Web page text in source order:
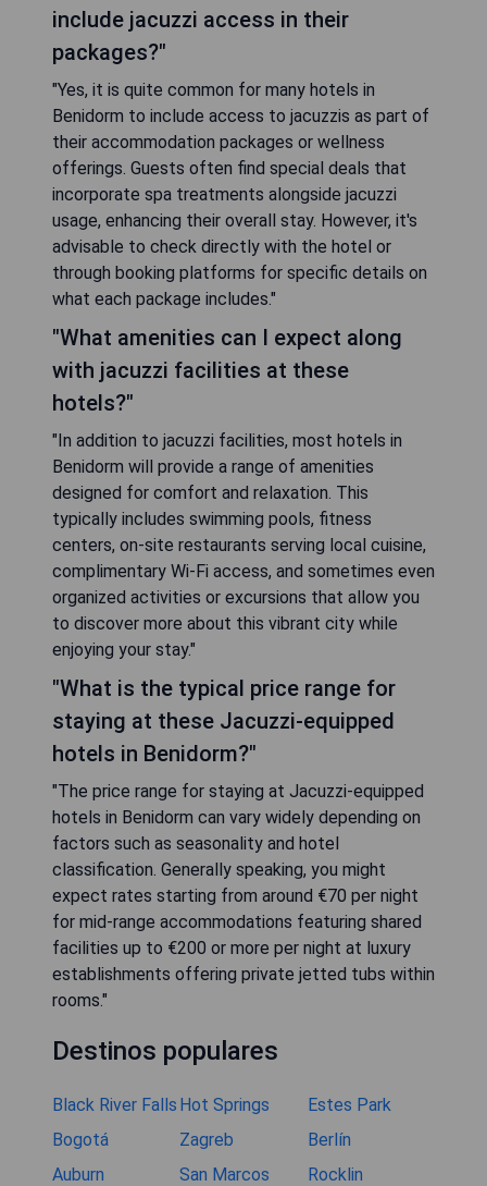
include jacuzzi access in their
packages?"
"Yes, it is quite common for many hotels in
Benidorm to include access to jacuzzis as part of
their accommodation packages or wellness
offerings. Guests often find special deals that
incorporate spa treatments alongside jacuzzi
usage, enhancing their overall stay. However, it's
advisable to check directly with the hotel or
through booking platforms for specific details on
what each package includes."
"What amenities can I expect along
with jacuzzi facilities at these
hotels?"
"In addition to jacuzzi facilities, most hotels in
Benidorm will provide a range of amenities
designed for comfort and relaxation. This
typically includes swimming pools, fitness
centers, on-site restaurants serving local cuisine,
complimentary Wi-Fi access, and sometimes even
organized activities or excursions that allow you
to discover more about this vibrant city while
enjoying your stay."
"What is the typical price range for
staying at these Jacuzzi-equipped
hotels in Benidorm?"
"The price range for staying at Jacuzzi-equipped
hotels in Benidorm can vary widely depending on
factors such as seasonality and hotel
classification. Generally speaking, you might
expect rates starting from around €70 per night
for mid-range accommodations featuring shared
facilities up to €200 or more per night at luxury
establishments offering private jetted tubs within
rooms."
Destinos populares
Black River Falls Hot Springs
Estes Park
Bogotá
Zagreb
Berlín
Auburn
San Marcos Rocklin